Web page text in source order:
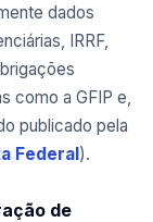
dados
IRRF,
como a GFIP e,
publicado pela
Federal).
de